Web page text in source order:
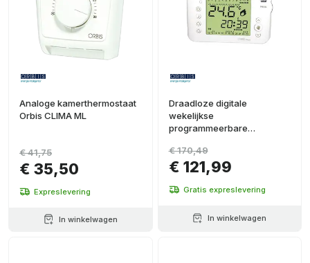
Analoge kamerthermostaat
Orbis CLIMA ML
€ 35,50
€ 41,75
Expreslevering
In winkelwagen
Draadloze digitale
wekelijkse
programmeerbare
€ 121,99
€ 170,49
Gratis expreslevering
In winkelwagen